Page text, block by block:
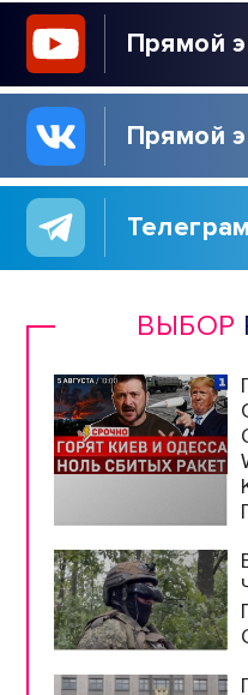
Прямой
Прямой
ВЫБОР